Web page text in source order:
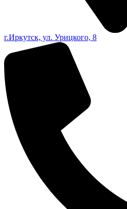
г.Иркутск, ул. Урицкого, 8